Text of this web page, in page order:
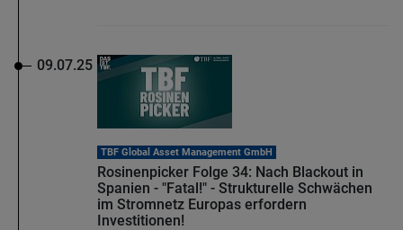
09.07.25
TBF Global Asset Management GmbH
Rosinenpicker Folge 34: Nach Blackout in
Spanien - "Fatal!" - Strukturelle Schwächen
im Stromnetz Europas erfordern
Investitionen!